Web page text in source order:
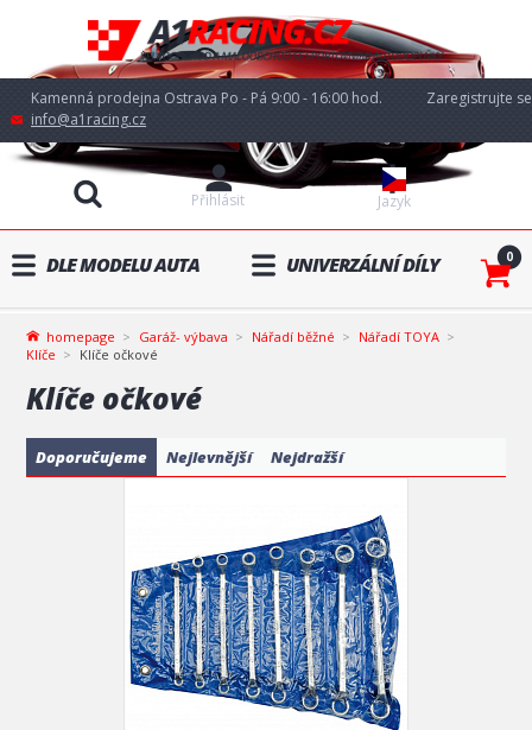
Kamenná prodejna Ostrava Po - Pá 9:00 - 16:00 hod.
info@a1racing.cz
Jazyk
Přihlásit
Zaregistrujte se
DLE MODELU AUTA UNIVERZÁLNÍ DÍLY 0
homepage Garáž- výbava Nářadí běžné
Nářadí TOYA
Klíče
Klíče očkové
Klíče očkové
Doporučujeme Nejlevnější Nejdražší